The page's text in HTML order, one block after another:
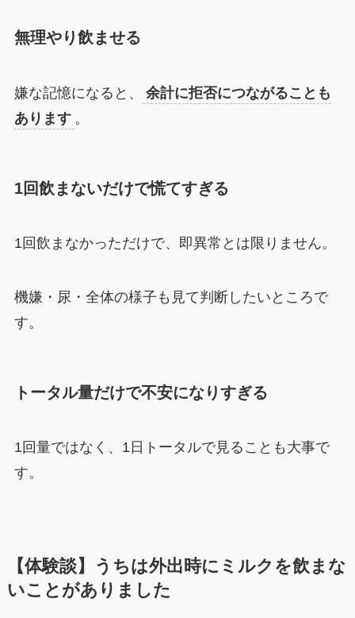
無理やり飲ませる
嫌な記憶になると、
余計に拒否につながることも
あります 。
1回飲まないだけで慌てすぎる
1回飲まなかっただけで、即異常とは限りません。
機嫌・尿・全体の様子も見て判断したいところで
す。
トータル量だけで不安になりすぎる
1回量ではなく、1日トータルで見ることも大事で
す。
【体験談】うちは外出時にミルクを飲まな
いことがありました